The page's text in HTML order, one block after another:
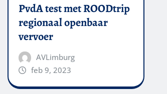
PvdA test met ROODtrip
regionaal openbaar
vervoer
AVLimburg
feb 9, 2023